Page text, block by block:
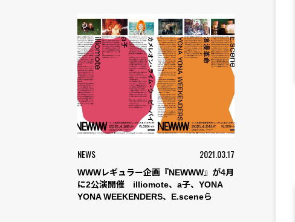
NEWS 2021.03.17
WWWレギュラー企画『NEWWW』が4月
に2公演開催 illiomote、a子、YONA
YONA WEEKENDERS、E.sceneら